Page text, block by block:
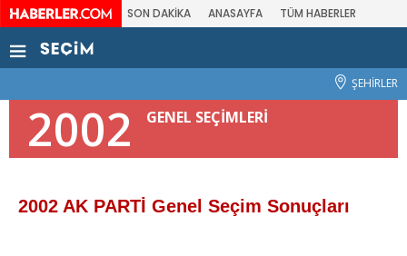
SON DAKİKA ANASAYFA TÜM HABERLER
ŞEHİRLER
2002 GENEL SEÇİMLERİ
2002 AK PARTİ Genel Seçim Sonuçları